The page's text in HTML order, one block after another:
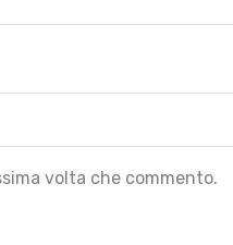
volta che commento.